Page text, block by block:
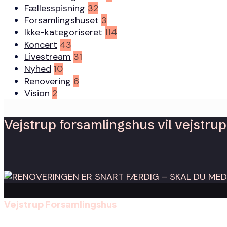
Fællesspisning 32
Forsamlingshuset 3
Ikke-kategoriseret 114
Koncert 43
Livestream 31
Nyhed 10
Renovering 6
Vision 2
Vejstrup forsamlingshus vil
Vejstrup Forsamlingshus